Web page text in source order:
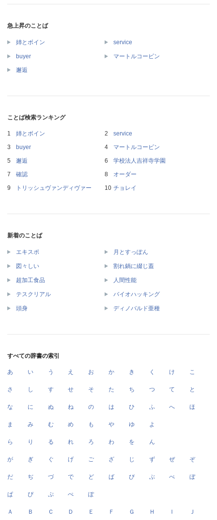
急上昇のことば
姉とボイン service
buyer マートルコービン
邂逅
ことば検索ランキング
姉とボイン
service
buyer
マートルコービン
邂逅
学校法人吉祥寺学園
確認
オーダー
トリッシュヴァンディヴァー
チョレイ
新着のことば
エキスポ 月とすっぽん
図々しい 割れ鍋に綴じ蓋
超加工食品 人間性能
テスクリアル バイオハッキング
頭身 ディノバルド亜種
すべての辞書の索引
あ い う え お か き く け こ
さ し す せ そ た ち つ て と
な に ぬ ね の は ひ ふ へ ほ
ま み む め も や ゆ よ
ら り る れ ろ わ を ん
が ぎ ぐ げ ご ざ じ ず ぜ ぞ
だ ぢ づ で ど ば び ぶ べ ぼ
ぱ ぴ ぷ ぺ ぽ
Ａ Ｂ Ｃ Ｄ Ｅ Ｆ Ｇ Ｈ Ｉ Ｊ